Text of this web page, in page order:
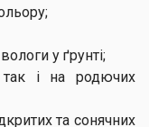
у ґрунті;
і на родючих
та сонячних